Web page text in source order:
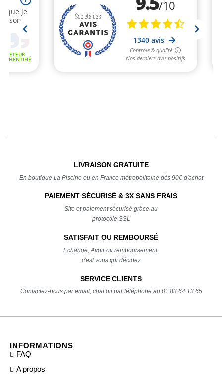
LIVRAISON GRATUITE
En boutique La Piscine ou en France métropolitaine dès 90€ d'achat
PAIEMENT SÉCURISÉ & 3X SANS FRAIS
Site et paiement sécurisé grâce au
protocole SSL
SATISFAIT OU REMBOURSÉ
Echange, Avoir ou remboursement,
c'est vous qui décidez
SERVICE CLIENTS
Contactez-nous par email, chat ou par téléphone au 01.83.64.13.65
INFORMATIONS
FAQ
A propos